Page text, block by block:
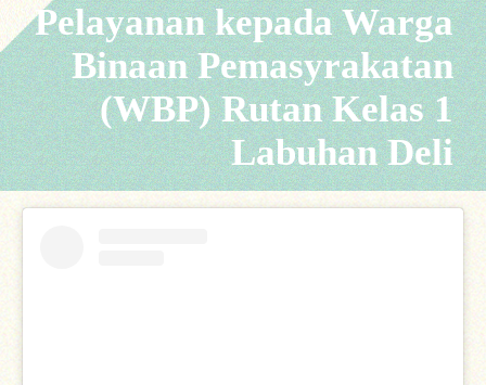
Pelayanan kepada Warga
Binaan Pemasyrakatan
(WBP) Rutan Kelas 1
Labuhan Deli